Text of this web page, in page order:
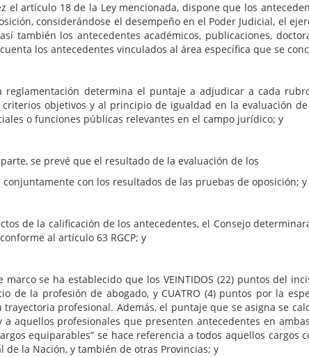
de la Ley mencionada, dispone que los antecedentes
considerándose el desempeño en el Poder Judicial, el
también los antecedentes académicos, publicaciones,
los antecedentes vinculados al área específica que se
determina el puntaje a adjudicar a cada rubro, con
objetivos y al principio de igualdad en la evaluación
o funciones públicas relevantes en el campo jurídico; y
que el resultado de la evaluación de los
con los resultados de las pruebas de oposición; y
de los antecedentes, el Consejo determinará
al artículo 63 RGCP; y
establecido que los VEINTIDOS (22) puntos del inciso a)
de la profesión de abogado, y CUATRO (4) puntos por la
profesional. Además, el puntaje que se asigna se
aquellos profesionales que presenten antecedentes en
equiparables” se hace referencia a todos aquellos
de la Nación, y también de otras Provincias; y